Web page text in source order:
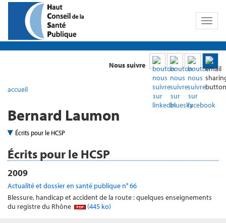
Toggle
Nous suivre
accueil
Bernard Laumon
Écrits pour le HCSP
Écrits pour le HCSP
2009
Actualité et dossier en santé publique n° 66
Blessure, handicap et accident de la route : quelques enseignements
du registre du Rhône
(445 ko)